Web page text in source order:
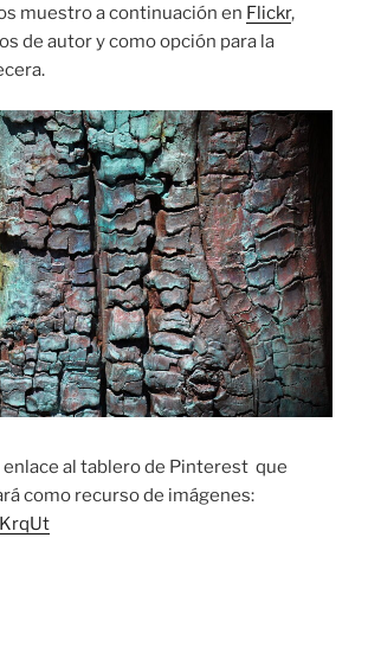
muestro a continuación en Flickr,
de autor y como opción para la
enlace al tablero de Pinterest que
como recurso de imágenes: